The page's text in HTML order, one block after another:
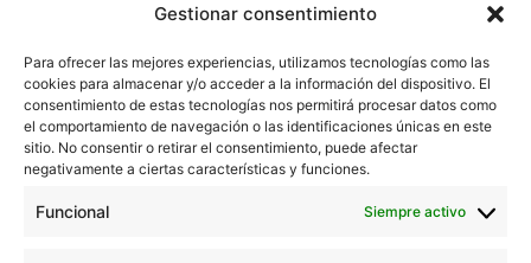
Gestionar consentimiento
Para ofrecer las mejores experiencias, utilizamos tecnologías como las
cookies para almacenar y/o acceder a la información del dispositivo. El
consentimiento de estas tecnologías nos permitirá procesar datos como
el comportamiento de navegación o las identificaciones únicas en este
sitio. No consentir o retirar el consentimiento, puede afectar
negativamente a ciertas características y funciones.
Funcional Siempre activo
Servicios
Blog
Contacto
Aviso Legal
Política de cookies